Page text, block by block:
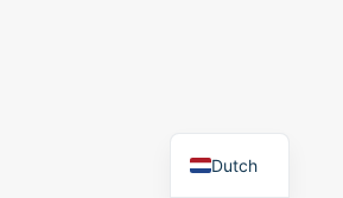
Dutch